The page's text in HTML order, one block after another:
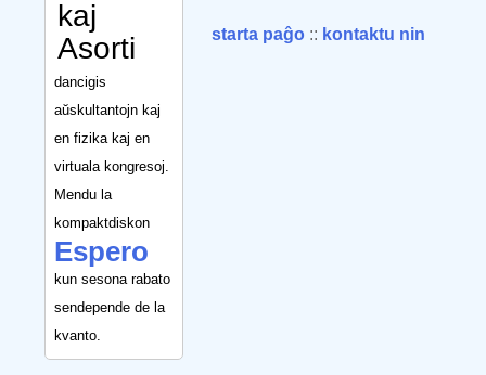
kaj
Asorti
dancigis
aŭskultantojn kaj
en fizika kaj en
virtuala kongresoj.
Mendu la
kompaktdiskon
Espero
kun sesona rabato
sendepende de la
kvanto.
starta paĝo :: kontaktu nin